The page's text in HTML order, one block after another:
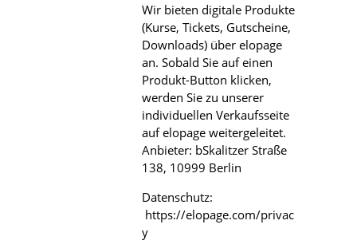
Wir bieten digitale Produkte
(Kurse, Tickets, Gutscheine,
Downloads) über elopage
an. Sobald Sie auf einen
Produkt-Button klicken,
werden Sie zu unserer
individuellen Verkaufsseite
auf elopage weitergeleitet.
Anbieter: bSkalitzer Straße
138, 10999 Berlin
Datenschutz:
https://elopage.com/privac
y